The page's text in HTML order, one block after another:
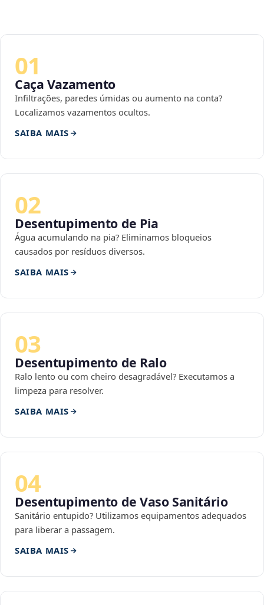
01
Caça Vazamento
Infiltrações, paredes úmidas ou aumento na conta?
Localizamos vazamentos ocultos.
SAIBA MAIS
02
Desentupimento de Pia
Água acumulando na pia? Eliminamos bloqueios
causados por resíduos diversos.
SAIBA MAIS
03
Desentupimento de Ralo
Ralo lento ou com cheiro desagradável? Executamos a
limpeza para resolver.
SAIBA MAIS
04
Desentupimento de Vaso Sanitário
Sanitário entupido? Utilizamos equipamentos adequados
para liberar a passagem.
SAIBA MAIS